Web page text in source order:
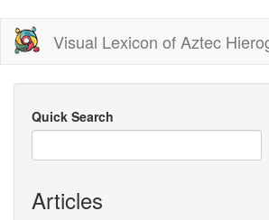
Skip
main
content
Visual Lexicon of Aztec
Quick Search
Articles